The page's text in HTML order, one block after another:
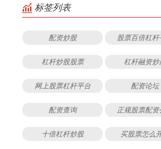
标签列表
配资炒股 股票百倍杠杆
杠杆炒股股票 杠杆融资炒
网上股票杠杆平台 配资论坛
配资查询 正规股票配
十倍杠杆炒股 买股票怎么